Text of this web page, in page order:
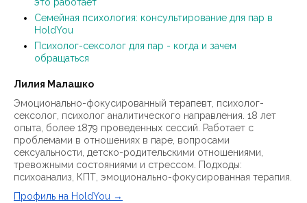
это работает
Семейная психология: консультирование для пар в
HoldYou
Психолог-сексолог для пар - когда и зачем
обращаться
Лилия Малашко
Эмоционально-фокусированный терапевт, психолог-
сексолог, психолог аналитического направления. 18 лет
опыта, более 1879 проведенных сессий. Работает с
проблемами в отношениях в паре, вопросами
сексуальности, детско-родительскими отношениями,
тревожными состояниями и стрессом. Подходы:
психоанализ, КПТ, эмоционально-фокусированная терапия.
Профиль на HoldYou →